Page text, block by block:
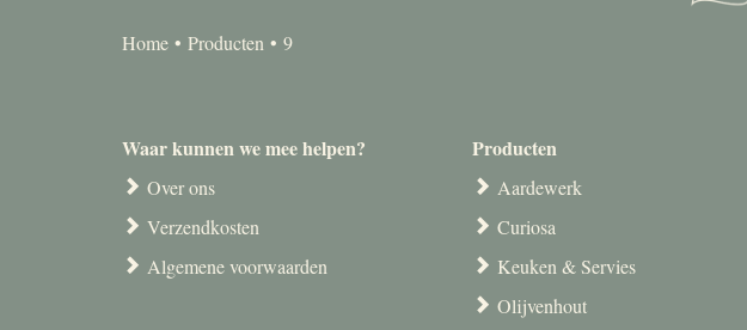
Home Producten 9
Waar kunnen we mee helpen?
Over ons
Verzendkosten
Algemene voorwaarden
Producten
Aardewerk
Curiosa
Keuken & Servies
Olijvenhout